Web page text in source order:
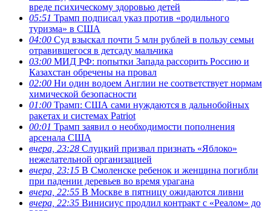
вреде психическому здоровью детей
05:51 Трамп подписал указ против «родильного
туризма» в США
04:00 Суд взыскал почти 5 млн рублей в пользу семьи
отравившегося в детсаду мальчика
03:00 МИД РФ: попытки Запада рассорить Россию и
Казахстан обречены на провал
02:00 Ни один водоем Англии не соответствует нормам
химической безопасности
01:00 Трамп: США сами нуждаются в дальнобойных
ракетах и системах Patriot
00:01 Трамп заявил о необходимости пополнения
арсенала США
вчера, 23:28 Слуцкий призвал признать «Яблоко»
нежелательной организацией
вчера, 23:15 В Смоленске ребенок и женщина погибли
при падении деревьев во время урагана
вчера, 22:55 В Москве в пятницу ожидаются ливни
вчера, 22:35 Винисиус продлил контракт с «Реалом» до